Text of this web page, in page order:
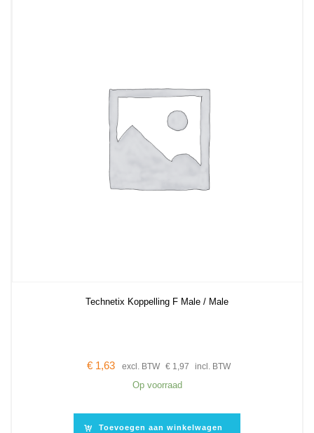
Technetix Koppelling F Male / Male
€ 1,63 excl. BTW € 1,97 incl. BTW
Op voorraad
Toevoegen aan winkelwagen